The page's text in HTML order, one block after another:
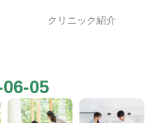
クリニック紹介
05